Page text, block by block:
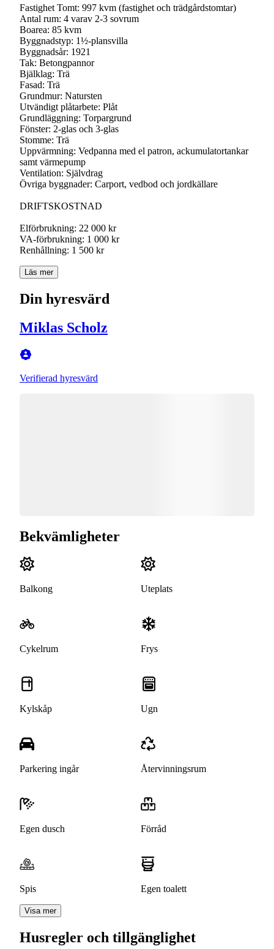
Fastighet Tomt: 997 kvm (fastighet och trädgårdstomtar)
Antal rum: 4 varav 2-3 sovrum
Boarea: 85 kvm
Byggnadstyp: 1½-plansvilla
Byggnadsår: 1921
Tak: Betongpannor
Bjälklag: Trä
Fasad: Trä
Grundmur: Natursten
Utvändigt plåtarbete: Plåt
Grundläggning: Torpargrund
Fönster: 2-glas och 3-glas
Stomme: Trä
Uppvärmning: Vedpanna med el patron, ackumulatortankar
samt värmepump
Ventilation: Självdrag
Övriga byggnader: Carport, vedbod och jordkällare
DRIFTSKOSTNAD
Elförbrukning: 22 000 kr
VA-förbrukning: 1 000 kr
Renhållning: 1 500 kr
Läs mer
Din hyresvärd
Miklas Scholz
Verifierad hyresvärd
Bekvämligheter
Balkong Uteplats
Cykelrum Frys
Kylskåp Ugn
Parkering ingår Återvinningsrum
Egen dusch Förråd
Spis Egen toalett
Visa mer
Husregler och tillgänglighet